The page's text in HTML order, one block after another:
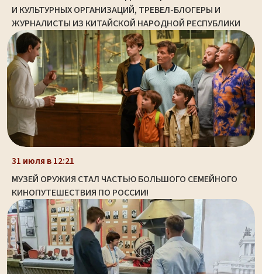
И КУЛЬТУРНЫХ ОРГАНИЗАЦИЙ, ТРЕВЕЛ-БЛОГЕРЫ И
ЖУРНАЛИСТЫ ИЗ КИТАЙСКОЙ НАРОДНОЙ РЕСПУБЛИКИ
31 июля в 12:21
МУЗЕЙ ОРУЖИЯ СТАЛ ЧАСТЬЮ БОЛЬШОГО СЕМЕЙНОГО
КИНОПУТЕШЕСТВИЯ ПО РОССИИ!